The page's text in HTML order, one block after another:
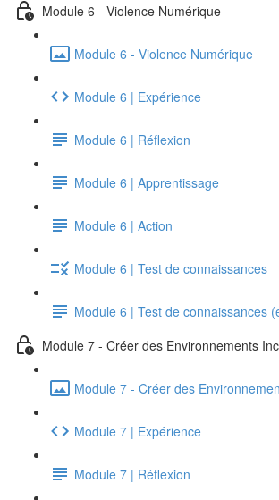
Module 6 - Violence Numérique
Module 6 - Violence Numérique
Module 6 | Expérience
Module 6 | Réflexion
Module 6 | Apprentissage
Module 6 | Action
Module 6 | Test de connaissances
Module 6 | Test de connaissances
Module 7 - Créer des Environnements
Module 7 - Créer des
Module 7 | Expérience
Module 7 | Réflexion